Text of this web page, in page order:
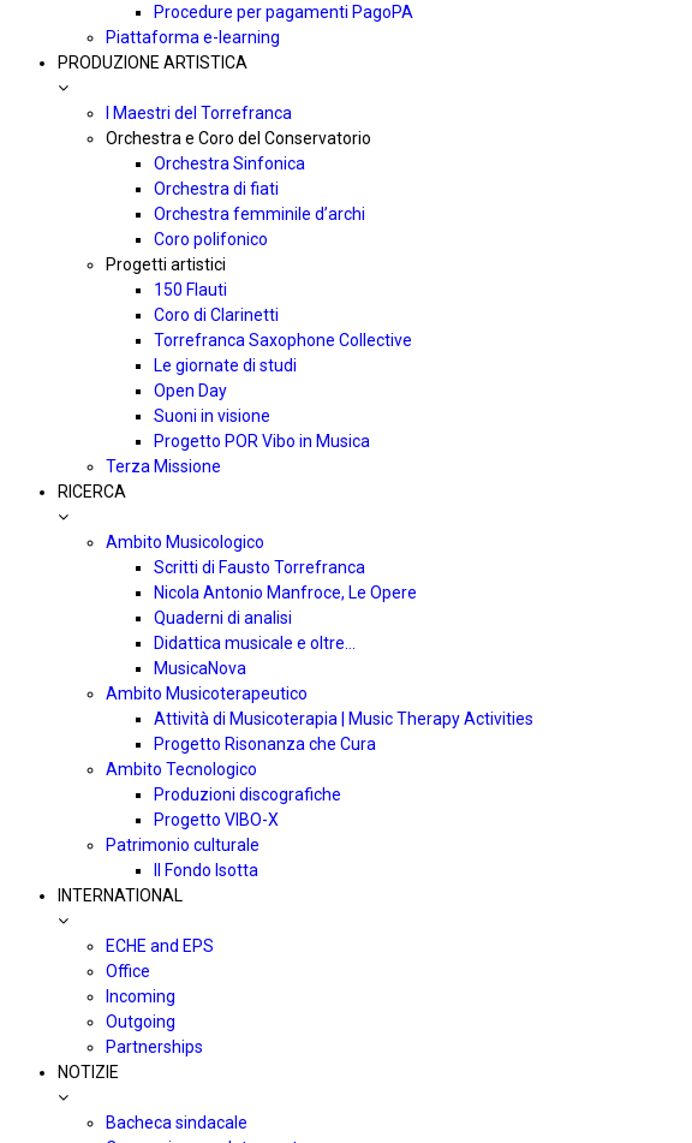
Procedure per pagamenti PagoPA
Piattaforma e-learning
PRODUZIONE ARTISTICA
I Maestri del Torrefranca
Orchestra e Coro del Conservatorio
Orchestra Sinfonica
Orchestra di fiati
Orchestra femminile d’archi
Coro polifonico
Progetti artistici
150 Flauti
Coro di Clarinetti
Torrefranca Saxophone Collective
Le giornate di studi
Open Day
Suoni in visione
Progetto POR Vibo in Musica
Terza Missione
RICERCA
Ambito Musicologico
Scritti di Fausto Torrefranca
Nicola Antonio Manfroce, Le Opere
Quaderni di analisi
Didattica musicale e oltre…
MusicaNova
Ambito Musicoterapeutico
Attività di Musicoterapia | Music Therapy Activities
Progetto Risonanza che Cura
Ambito Tecnologico
Produzioni discografiche
Progetto VIBO-X
Patrimonio culturale
Il Fondo Isotta
INTERNATIONAL
ECHE and EPS
Office
Incoming
Outgoing
Partnerships
NOTIZIE
Bacheca sindacale